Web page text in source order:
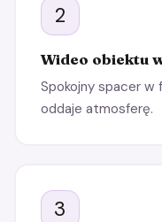
2
Wideo obiektu
Spokojny spacer w
oddaje atmosferę.
3